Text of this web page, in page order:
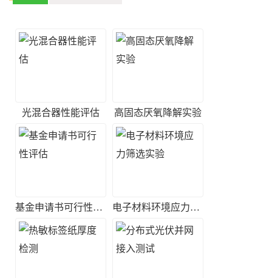
光混合器性能评估 高固态厌氧降解实验
基金申请书可行性评估 电子材料环境应力筛选实验